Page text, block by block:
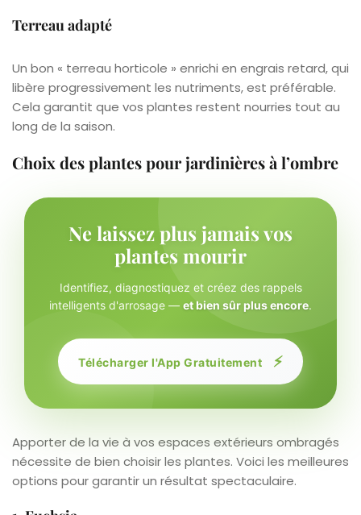
Terreau adapté
Un bon « terreau horticole » enrichi en engrais retard, qui
libère progressivement les nutriments, est préférable.
Cela garantit que vos plantes restent nourries tout au
long de la saison.
Choix des plantes pour jardinières à l’ombre
Ne laissez plus jamais vos
plantes mourir
Identifiez, diagnostiquez et créez des rappels
intelligents d'arrosage — et bien sûr plus encore.
Télécharger l'App Gratuitement ⚡
Apporter de la vie à vos espaces extérieurs ombragés
nécessite de bien choisir les plantes. Voici les meilleures
options pour garantir un résultat spectaculaire.